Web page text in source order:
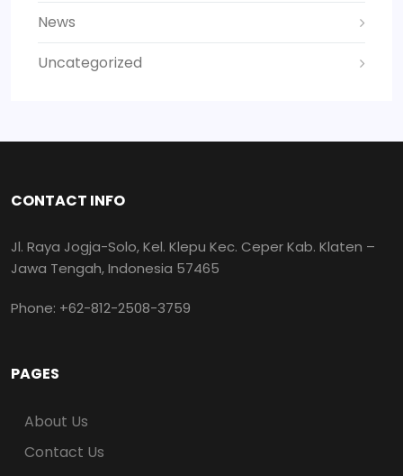
News
Uncategorized
CONTACT INFO
Jl. Raya Jogja-Solo, Kel. Klepu Kec. Ceper Kab. Klaten –
Jawa Tengah, Indonesia 57465
Phone: +62-812-2508-3759
PAGES
About Us
Contact Us